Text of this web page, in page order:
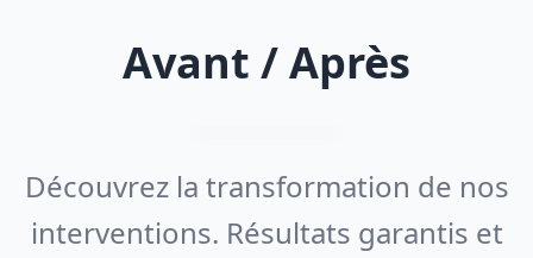
Avant / Après
Découvrez la transformation de nos
interventions. Résultats garantis et